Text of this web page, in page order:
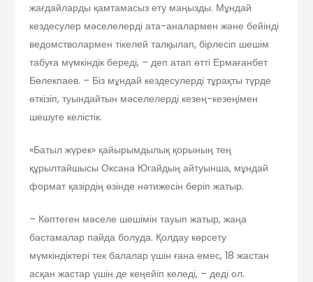
жағдайларды қамтамасыз ету маңызды. Мұндай
кездесулер мәселелерді ата-аналармен және бейінді
ведомстволармен тікелей талқылап, бірлесіп шешім
табуға мүмкіндік береді, – деп атап өтті Ермағанбет
Бөлекпаев. – Біз мұндай кездесулерді тұрақты түрде
өткізіп, туындайтын мәселелерді кезең-кезеңімен
шешуге келістік.
«Батыл жүрек» қайырымдылық қорының тең
құрылтайшысы Оксана Югайдың айтуынша, мұндай
формат қазірдің өзінде нәтижесін беріп жатыр.
– Көптеген мәселе шешімін тауып жатыр, жаңа
бастамалар пайда болуда. Қолдау көрсету
мүмкіндіктері тек балалар үшін ғана емес, 18 жастан
асқан жастар үшін де кеңейіп келеді, – деді ол.